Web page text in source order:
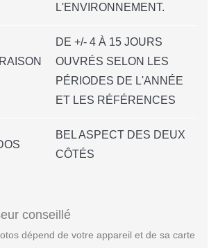
L'ENVIRONNEMENT.
DE +/- 4 À 15 JOURS
OUVRÉS SELON LES
PÉRIODES DE L'ANNÉE
ET LES RÉFÉRENCES
BEL ASPECT DES DEUX
CÔTÉS
conseillé
dépend de votre appareil et de sa carte